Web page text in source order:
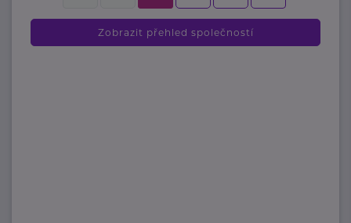
Zobrazit přehled společností